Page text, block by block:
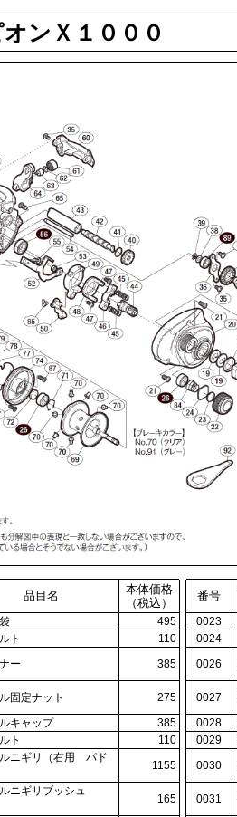
ンＸ１０００
品目名
本体価格
（税込）
番号
495 0023
ト 110 0024
ー 385 0026
固定ナット 275 0027
キャップ 385 0028
ト 110 0029
ニギリ（右用 パド
1155 0030
ニギリブッシュ
165 0031